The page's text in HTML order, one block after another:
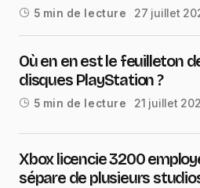
5 min de lecture 27 juillet
Où en en est le feuilleton
disques PlayStation ?
5 min de lecture 21 juillet
Xbox licencie 3200
sépare de plusieurs